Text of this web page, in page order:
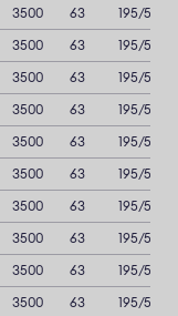
3500 63
195/
3500 63
195/
3500 63
195/
3500 63
195/
3500 63
195/
3500 63
195/
3500 63
195/
3500 63
195/
3500 63
195/
3500 63
195/